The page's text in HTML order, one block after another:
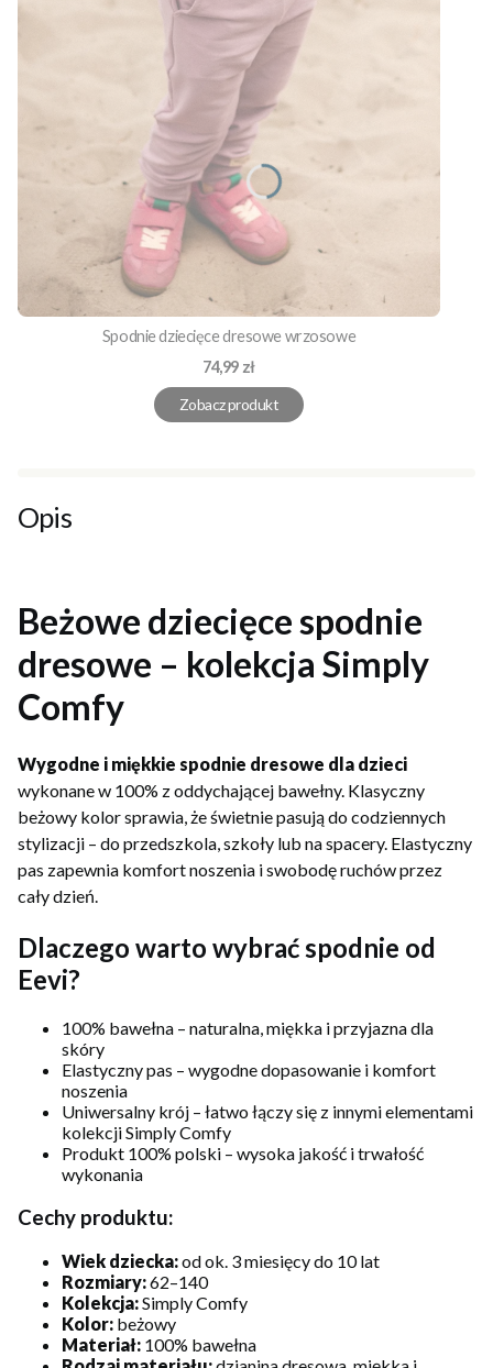
Spodnie dziecięce dresowe wrzosowe
Cena
74,99 zł
Zobacz produkt
Opis
Beżowe dziecięce spodnie
dresowe – kolekcja Simply
Comfy
Wygodne i miękkie spodnie dresowe dla dzieci
wykonane w 100% z oddychającej bawełny. Klasyczny
beżowy kolor sprawia, że świetnie pasują do codziennych
stylizacji – do przedszkola, szkoły lub na spacery. Elastyczny
pas zapewnia komfort noszenia i swobodę ruchów przez
cały dzień.
Dlaczego warto wybrać spodnie od
Eevi?
100% bawełna – naturalna, miękka i przyjazna dla
skóry
Elastyczny pas – wygodne dopasowanie i komfort
noszenia
Uniwersalny krój – łatwo łączy się z innymi elementami
kolekcji Simply Comfy
Produkt 100% polski – wysoka jakość i trwałość
wykonania
Cechy produktu:
Wiek dziecka:od ok. 3 miesięcy do 10 lat
Rozmiary:62–140
Kolekcja:Simply Comfy
Kolor: beżowy
Materiał: 100% bawełna